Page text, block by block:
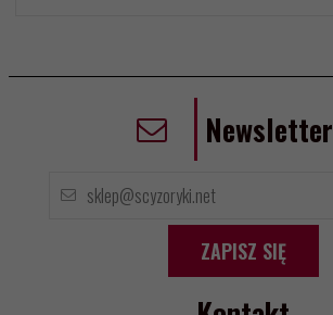
Newsletter
ZAPISZ SIĘ